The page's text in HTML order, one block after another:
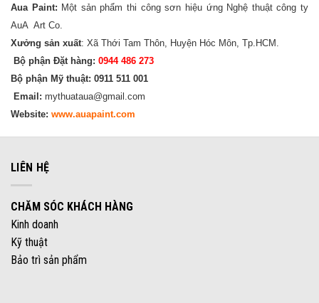
Aua Paint: Một sản phẩm thi công sơn hiệu ứng Nghệ thuật công ty
AuA Art Co.
Xưởng sản xuất: Xã Thới Tam Thôn, Huyện Hóc Môn, Tp.HCM.
Bộ phận Đặt hàng: 0944 486 273
Bộ phận Mỹ thuật: 0911 511 001
Email: mythuataua@gmail.com
Website: www.auapaint.com
LIÊN HỆ
CHĂM SÓC KHÁCH HÀNG
Kinh doanh
Kỹ thuật
Bảo trì sản phẩm